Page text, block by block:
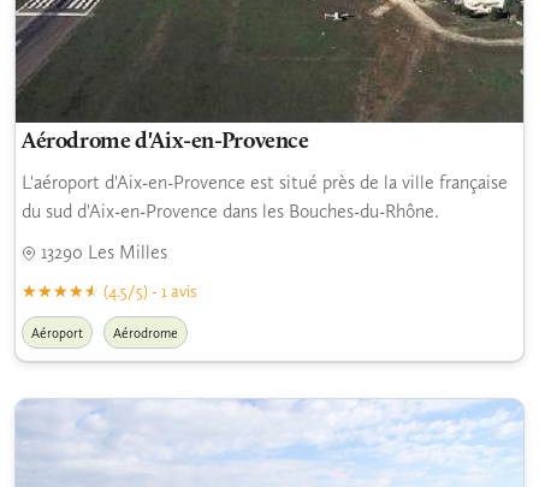
Aérodrome d'Aix-en-Provence
L'aéroport d'Aix-en-Provence est situé près de la ville française
du sud d'Aix-en-Provence dans les Bouches-du-Rhône.
13290 Les Milles
(4.5/5) - 1 avis
Aéroport Aérodrome